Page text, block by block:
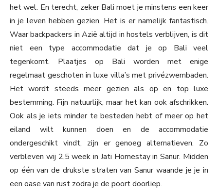
het wel. En terecht, zeker Bali moet je minstens een keer
in je leven hebben gezien. Het is er namelijk fantastisch.
Waar backpackers in Azië altijd in hostels verblijven, is dit
niet een type accommodatie dat je op Bali veel
tegenkomt. Plaatjes op Bali worden met enige
regelmaat geschoten in luxe villa’s met privézwembaden.
Het wordt steeds meer gezien als op en top luxe
bestemming. Fijn natuurlijk, maar het kan ook afschrikken.
Ook als je iets minder te besteden hebt of meer op het
eiland wilt kunnen doen en de accommodatie
ondergeschikt vindt, zijn er genoeg alternatieven. Zo
verbleven wij 2,5 week in Jati Homestay in Sanur. Midden
op één van de drukste straten van Sanur waande je je in
een oase van rust zodra je de poort doorliep.